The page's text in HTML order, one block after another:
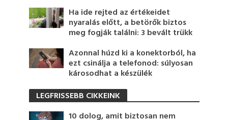
Ha ide rejted az értékeidet
nyaralás előtt, a betörők biztos
meg fogják találni: 3 bevált trükk
Azonnal húzd ki a konektorból, ha
ezt csinálja a telefonod: súlyosan
károsodhat a készülék
LEGFRISSEBB CIKKEINK
10 dolog, amit biztosan nem